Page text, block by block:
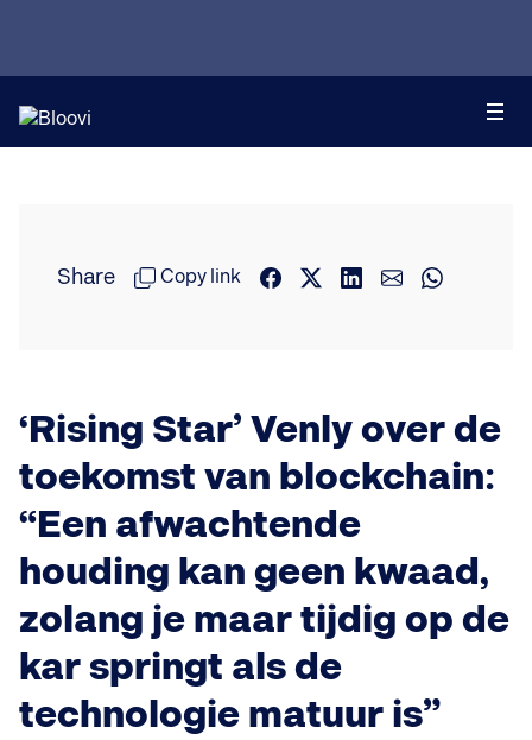
Share Copy link
‘Rising Star’ Venly over de
toekomst van blockchain:
“Een afwachtende
houding kan geen kwaad,
zolang je maar tijdig op de
kar springt als de
technologie matuur is”